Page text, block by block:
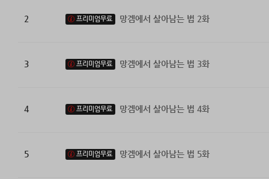
2 프리미엄무료 망겜에서 살아남는 법 2화
3 프리미엄무료 망겜에서 살아남는 법 3화
4 프리미엄무료 망겜에서 살아남는 법 4화
5 프리미엄무료 망겜에서 살아남는 법 5화